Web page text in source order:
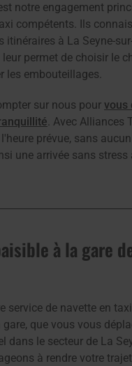
notre engagement
compétents. Ils
itinéraires à La Seyne-
permet de choisir le
les embouteillages.
sur nous pour vous
. Avec Alliances
prévue, sans
une arrivée sans stress
à la gare
service de navette en
que vous vous
dans le secteur de La
à rendre votre